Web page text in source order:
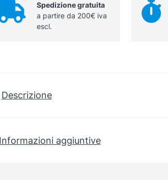
Spedizione gratuita
a partire da 200€ iva
escl.
Descrizione
Informazioni aggiuntive